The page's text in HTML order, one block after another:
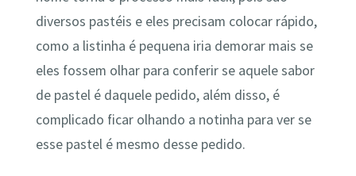
diversos pastéis e eles precisam colocar rápido,
como a listinha é pequena iria demorar mais se
eles fossem olhar para conferir se aquele sabor
de pastel é daquele pedido, além disso, é
complicado ficar olhando a notinha para ver se
esse pastel é mesmo desse pedido.